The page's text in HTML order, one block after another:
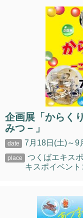
企画展「からく
みつ－」
7月18日(土)～9
つくばエキス
キスポイベント